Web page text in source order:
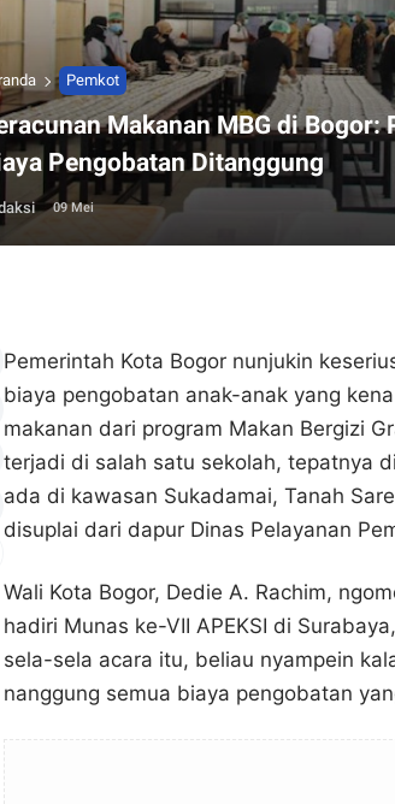
Pemkot
Makanan MBG di Bogor:
Pengobatan Ditanggung
09 Mei
Pemerintah Kota Bogor nunjukin
biaya pengobatan anak-anak yang
makanan dari program Makan Bergizi
terjadi di salah satu sekolah, tepatnya
ada di kawasan Sukadamai, Tanah
disuplai dari dapur Dinas Pelayanan
Wali Kota Bogor, Dedie A. Rachim,
hadiri Munas ke-VII APEKSI di
sela-sela acara itu, beliau nyampein
nanggung semua biaya pengobatan